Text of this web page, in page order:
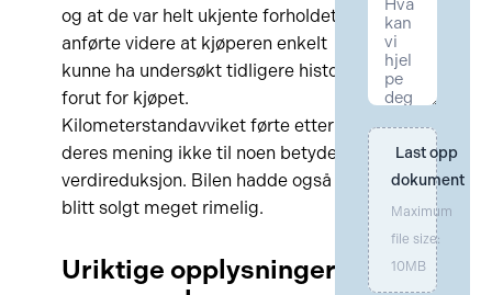
og at de var helt ukjente forholdet. De
anførte videre at kjøperen enkelt
kunne ha undersøkt tidligere historikk
forut for kjøpet.
Kilometerstandavviket førte etter
deres mening ikke til noen betydelig
verdireduksjon. Bilen hadde også
blitt solgt meget rimelig.
Uriktige opplysninger er
Last opp
dokument
Maximum
file size:
10MB